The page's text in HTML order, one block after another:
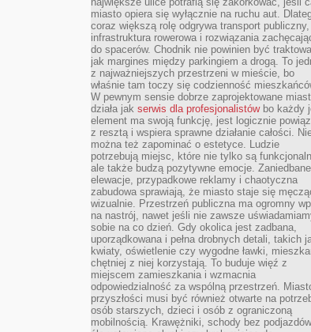
miasto opiera się wyłącznie na ruchu aut.
coraz większą rolę odgrywa transport publiczny,
infrastruktura rowerowa i rozwiązania
do spacerów. Chodnik nie powinien być
jak margines między parkingiem a drogą. To
z najważniejszych przestrzeni w mieście, bo
właśnie tam toczy się codzienność
W pewnym sensie dobrze zaprojektowane
działa jak serwis dla profesjonalistówbo każdy
element ma swoją funkcję, jest logicznie
z resztą i wspiera sprawne działanie całości.
można też zapominać o estetyce. Ludzie
potrzebują miejsc, które nie tylko są
ale także budzą pozytywne emocje. Zaniedbane
elewacje, przypadkowe reklamy i chaotyczna
zabudowa sprawiają, że miasto staje się
wizualnie. Przestrzeń publiczna ma ogromny
na nastrój, nawet jeśli nie zawsze
sobie na co dzień. Gdy okolica jest zadbana,
uporządkowana i pełna drobnych detali, takich
kwiaty, oświetlenie czy wygodne ławki,
chętniej z niej korzystają. To buduje więź z
miejscem zamieszkania i wzmacnia
odpowiedzialność za wspólną przestrzeń.
przyszłości musi być również otwarte na
osób starszych, dzieci i osób z ograniczoną
mobilnością. Krawężniki, schody bez